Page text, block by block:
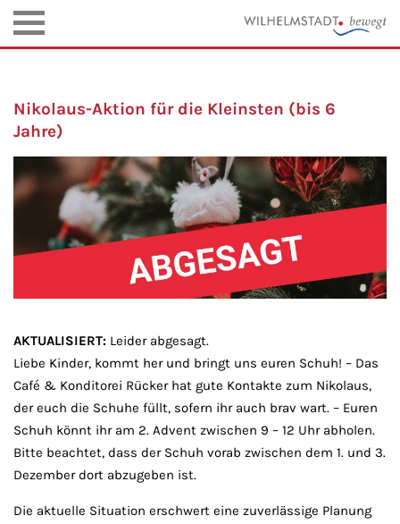
Nikolaus-Aktion für die Kleinsten (bis 6
Jahre)
AKTUALISIERT: Leider abgesagt.
Liebe Kinder, kommt her und bringt uns euren Schuh! – Das
Café & Konditorei Rücker hat gute Kontakte zum Nikolaus,
der euch die Schuhe füllt, sofern ihr auch brav wart. – Euren
Schuh könnt ihr am 2. Advent zwischen 9 – 12 Uhr abholen.
Bitte beachtet, dass der Schuh vorab zwischen dem 1. und 3.
Dezember dort abzugeben ist.
Die aktuelle Situation erschwert eine zuverlässige Planung